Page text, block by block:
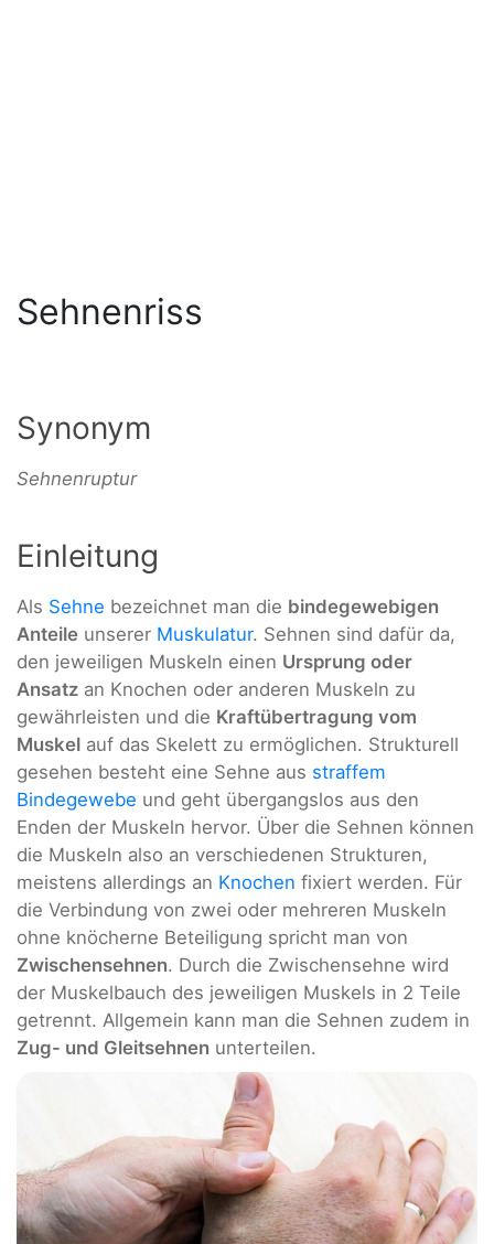
Sehnenriss
Synonym
Sehnenruptur
Einleitung
Als Sehne bezeichnet man die bindegewebigen
Anteile unserer Muskulatur. Sehnen sind dafür da,
den jeweiligen Muskeln einen Ursprung oder
Ansatz an Knochen oder anderen Muskeln zu
gewährleisten und die Kraftübertragung vom
Muskel auf das Skelett zu ermöglichen. Strukturell
gesehen besteht eine Sehne aus straffem
Bindegewebe und geht übergangslos aus den
Enden der Muskeln hervor. Über die Sehnen können
die Muskeln also an verschiedenen Strukturen,
meistens allerdings an Knochen fixiert werden. Für
die Verbindung von zwei oder mehreren Muskeln
ohne knöcherne Beteiligung spricht man von
Zwischensehnen. Durch die Zwischensehne wird
der Muskelbauch des jeweiligen Muskels in 2 Teile
getrennt. Allgemein kann man die Sehnen zudem in
Zug- und Gleitsehnen unterteilen.